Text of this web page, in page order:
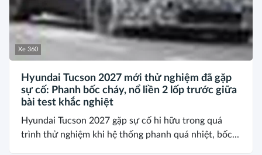
Xe 360
Hyundai Tucson 2027 mới thử nghiệm đã gặp
sự cố: Phanh bốc cháy, nổ liền 2 lốp trước giữa
bài test khắc nghiệt
Hyundai Tucson 2027 gặp sự cố hi hữu trong quá
trình thử nghiệm khi hệ thống phanh quá nhiệt, bốc...